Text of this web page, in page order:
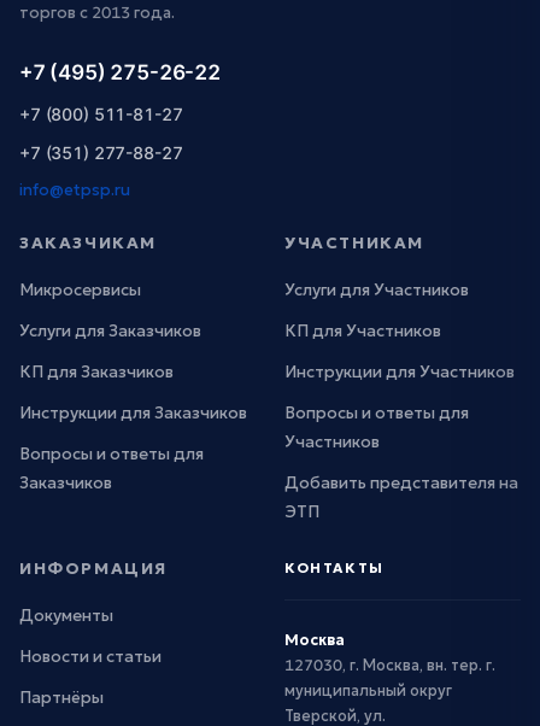
торгов с 2013 года.
+7 (495) 275-26-22
+7 (800) 511-81-27
+7 (351) 277-88-27
info@etpsp.ru
ЗАКАЗЧИКАМ
Микросервисы
Услуги для Заказчиков
КП для Заказчиков
Инструкции для Заказчиков
Вопросы и ответы для
Заказчиков
УЧАСТНИКАМ
Услуги для Участников
КП для Участников
Инструкции для Участников
Вопросы и ответы для
Участников
Добавить представителя на
ЭТП
ИНФОРМАЦИЯ
Документы
Новости и статьи
Партнёры
КОНТАКТЫ
Москва
127030, г. Москва, вн. тер. г.
муниципальный округ
Тверской, ул.